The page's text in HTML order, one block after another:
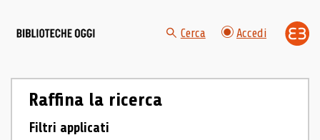
Cerca Accedi
Raffina la ricerca
Filtri applicati